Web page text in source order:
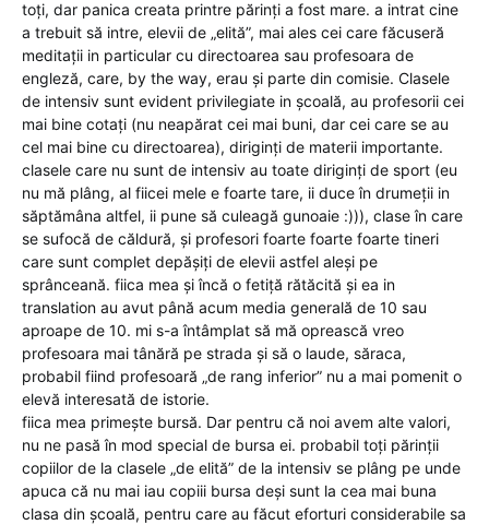
toți, dar panica creata printre părinți a fost mare. a intrat cine
a trebuit să intre, elevii de „elită”, mai ales cei care făcuseră
meditații in particular cu directoarea sau profesoara de
engleză, care, by the way, erau și parte din comisie. Clasele
de intensiv sunt evident privilegiate in școală, au profesorii cei
mai bine cotați (nu neapărat cei mai buni, dar cei care se au
cel mai bine cu directoarea), diriginți de materii importante.
clasele care nu sunt de intensiv au toate diriginți de sport (eu
nu mă plâng, al fiicei mele e foarte tare, ii duce în drumeții in
săptămâna altfel, ii pune să culeagă gunoaie :))), clase în care
se sufocă de căldură, și profesori foarte foarte foarte tineri
care sunt complet depășiți de elevii astfel aleși pe
sprânceană. fiica mea și încă o fetiță rătăcită și ea in
translation au avut până acum media generală de 10 sau
aproape de 10. mi s-a întâmplat să mă oprească vreo
profesoara mai tânără pe strada și să o laude, săraca,
probabil fiind profesoară „de rang inferior” nu a mai pomenit o
elevă interesată de istorie.
fiica mea primește bursă. Dar pentru că noi avem alte valori,
nu ne pasă în mod special de bursa ei. probabil toți părinții
copiilor de la clasele „de elită” de la intensiv se plâng pe unde
apuca că nu mai iau copiii bursa deși sunt la cea mai buna
clasa din școală, pentru care au făcut eforturi considerabile sa